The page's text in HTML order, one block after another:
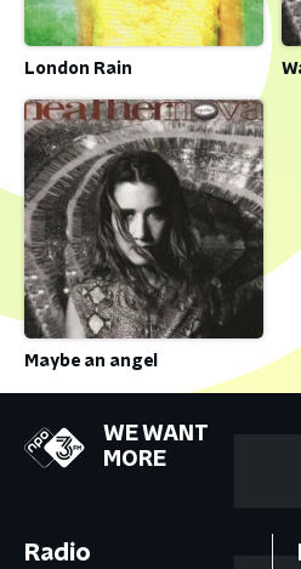
London Rain
Maybe an angel
WE WANT
MORE
Radio